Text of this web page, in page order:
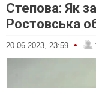
Степова: Як
Ростовська
20.06.2023, 23:59 •